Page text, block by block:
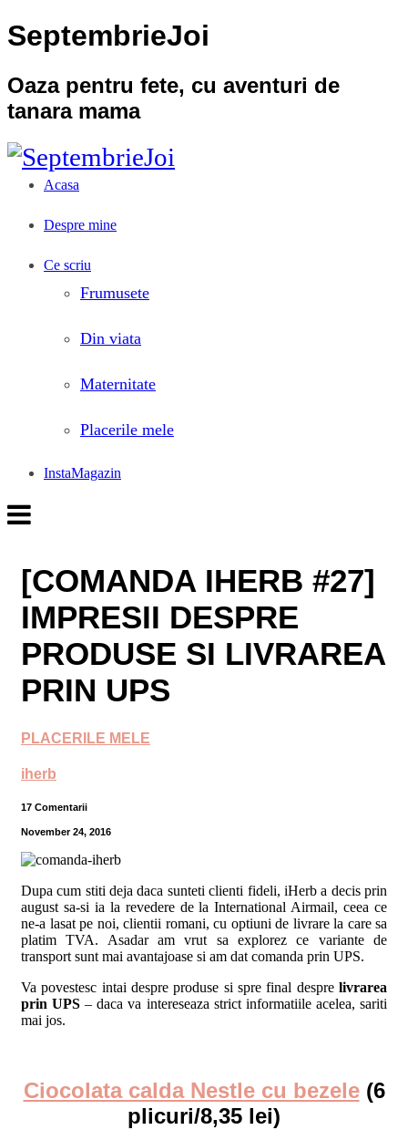
SeptembrieJoi
Oaza pentru fete, cu aventuri de
tanara mama
Acasa
Despre mine
Ce scriu
Frumusete
Din viata
Maternitate
Placerile mele
InstaMagazin
[COMANDA IHERB #27]
IMPRESII DESPRE
PRODUSE SI LIVRAREA
PRIN UPS
PLACERILE MELE
iherb
17 Comentarii
November 24, 2016
Dupa cum stiti deja daca sunteti clienti fideli, iHerb a decis prin
august sa-si ia la revedere de la International Airmail, ceea ce
ne-a lasat pe noi, clientii romani, cu optiuni de livrare la care sa
platim TVA. Asadar am vrut sa explorez ce variante de
transport sunt mai avantajoase si am dat comanda prin UPS.
Va povestesc intai despre produse si spre final despre livrarea
prin UPS – daca va intereseaza strict informatiile acelea, sariti
mai jos.
Ciocolata calda Nestle cu bezele(6
plicuri/8,35 lei)